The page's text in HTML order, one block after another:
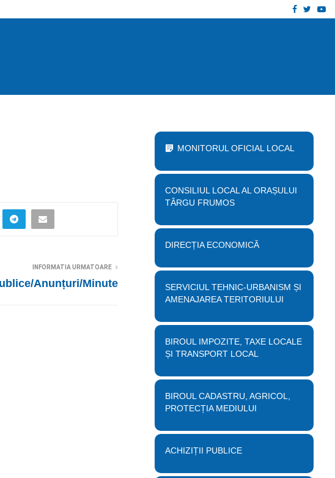
Facebook
INFORMATIA URMATOARE
Anunțuri/Minute
MONITORUL OFICIAL LOCAL
CONSILIUL LOCAL AL ORAȘULUI
TÂRGU FRUMOS
DIRECȚIA ECONOMICĂ
SERVICIUL TEHNIC-URBANISM ȘI
AMENAJAREA TERITORIULUI
BIROUL IMPOZITE, TAXE LOCALE
ȘI TRANSPORT LOCAL
BIROUL CADASTRU, AGRICOL,
PROTECȚIA MEDIULUI
ACHIZIȚII PUBLICE